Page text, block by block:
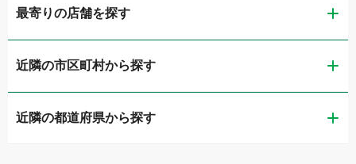
最寄りの店舗を探す
ガリバー扇橋店
LIBERALA リベラーラお台場
近隣の市区町村から探す
江東区
近隣の都道府県から探す